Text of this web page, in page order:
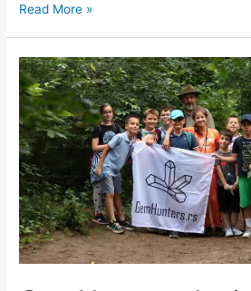
Read More »